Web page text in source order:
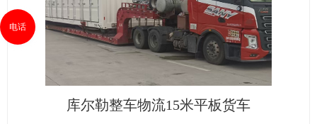
库尔勒整车物流15米平板货车
电话